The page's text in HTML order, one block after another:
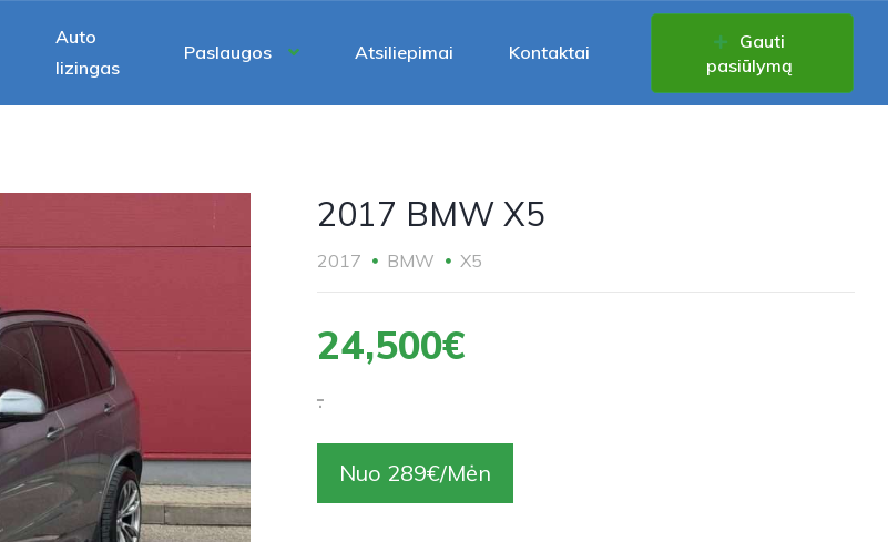
Auto
lizingas
Paslaugos Atsiliepimai Kontaktai
Gauti
pasiūlymą
2017 BMW X5
2017 BMW X5
24,500€
.
Nuo 289€/Mėn